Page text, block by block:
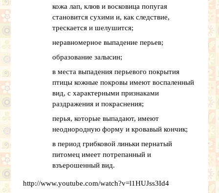
кожа лап, клюв и восковица попугая
становится сухими и, как следствие,
трескается и шелушится;
неравномерное выпадение перьев;
образование залысин;
в места выпадения перьевого покрытия
птицы кожные покровы имеют воспаленный
вид, с характерными признаками
раздражения и покраснения;
перья, которые выпадают, имеют
неоднородную форму и кровавый кончик;
в период грибковой линьки пернатый
питомец имеет потрепанный и
взъерошенный вид.
http://www.youtube.com/watch?v=l1HUJss3Id4